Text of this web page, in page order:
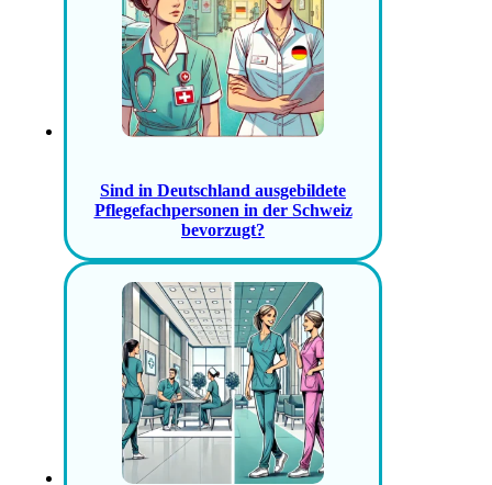
Sind in Deutschland ausgebildete
Pflegefachpersonen in der Schweiz
bevorzugt?